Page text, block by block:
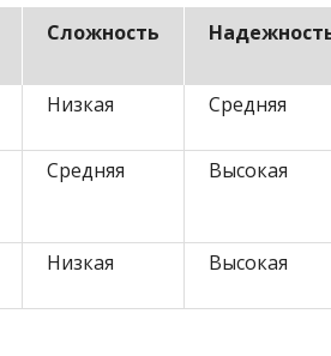
Сложность
Низкая Средняя
Средняя Высокая
Низкая Высокая